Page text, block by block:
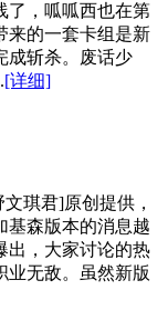
了，呱呱西也在第
来的一套卡组是新
成斩杀。废话少
[详细]
琪君]原创提供，
基森版本的消息越
出，大家讨论的热
业无敌。虽然新版